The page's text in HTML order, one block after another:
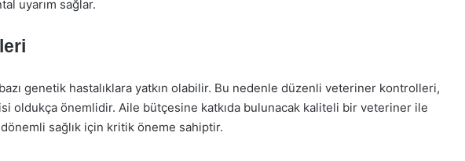
uyarım sağlar.
genetik hastalıklara yatkın olabilir. Bu nedenle düzenli veteriner kontrolleri,
oldukça önemlidir. Aile bütçesine katkıda bulunacak kaliteli bir veteriner ile
sağlık için kritik öneme sahiptir.